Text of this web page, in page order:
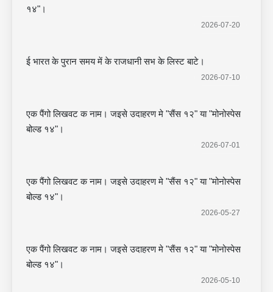
१४"।
2026-07-20
ई भारत के पुरान समय में के राजधानी सभ के लिस्ट बाटे।
2026-07-10
एक पैंगो लिखवट क नाम। जइसे उदाहरण मे "सैंस १२" या "मोनोस्पेस
बोल्ड १४"।
2026-07-01
एक पैंगो लिखवट क नाम। जइसे उदाहरण मे "सैंस १२" या "मोनोस्पेस
बोल्ड १४"।
2026-05-27
एक पैंगो लिखवट क नाम। जइसे उदाहरण मे "सैंस १२" या "मोनोस्पेस
बोल्ड १४"।
2026-05-10